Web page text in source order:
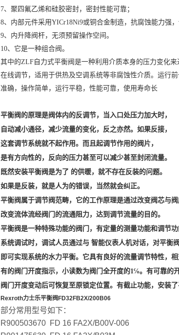
7、聚四氟乙烯和硅胶密封，密封性能可靠；
8、内部元件采用YICr18Ni9或铜合金制造，抗腐蚀能力强，
9、内升降阀杆，无须预留操作空间。
10、它是一种组合阀。
其中的ZLF自力式平衡阀是一种利用介质本身的压力变化
在线调节，适用于供热及空调系统等非腐蚀性介质。运行
准确，操作简单，运行平稳，性能可靠，使用寿命长
平衡阀的原理是阀体内的反调节，当入口处压力加大时，
自动减小通径，减少流量的变化，反之亦然。如果反接，
这套调节系统就不起作用。而且起调节作用的阀片，
是有方向性的，反向的压力甚至可以减少甚至封闭流量。
既然安装平衡阀是为了 的供暖，就不存在反装的问题。
如果是反装，就是人为的错误，当然就会纠正。
平衡阀属于调节阀范畴，它的工作原理是通过改变阀芯与阀
改变流体流经阀门的流通阻力，达到调节流量的目的。
平衡阀是一种特殊功能的阀门，有定量的测量功能和调节功
系统调试时，调试人员通过与 智能仪表人机对话，对平衡阀
即可实现系统的水力平衡。它具有良好的流量调节特性，
有的阀门开度指示， 小读数为阀门全开度的1℅。有可靠的
阀门开度变动后可恢复至原锁定位置。有截止功能，安装了
Rexroth力士乐平衡阀FD32FB2X/200B06
部分常用型号如下：
R900503670 FD 16 FA2X/B00V-006